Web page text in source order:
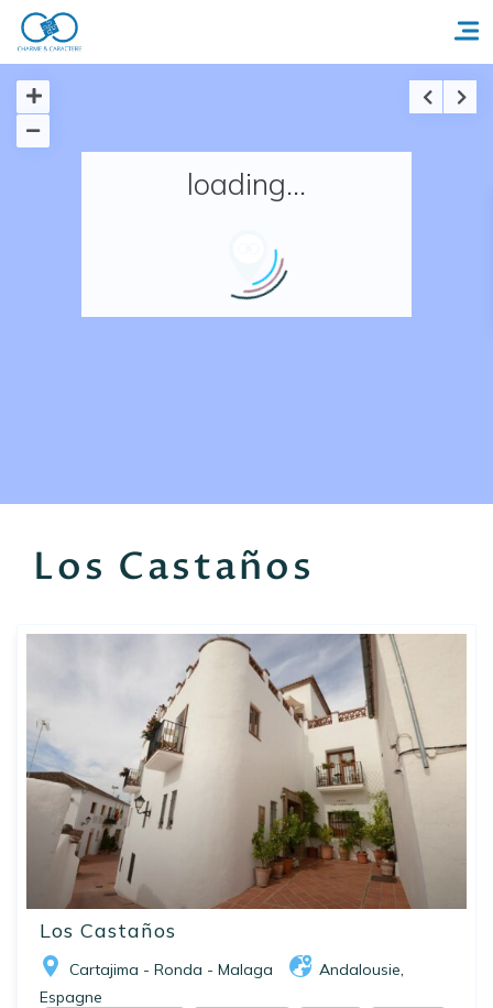
Accueil
Nos adresses en France
loading...
Los Castaños
Los Castaños
Cartajima - Ronda - Malaga Andalousie
Espagne